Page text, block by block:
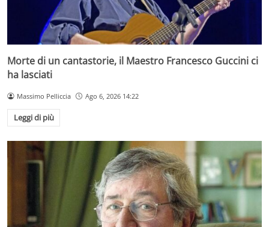
Morte di un cantastorie, il Maestro Francesco Guccini ci
ha lasciati
Massimo Pelliccia Ago 6, 2026 14:22
Leggi di più